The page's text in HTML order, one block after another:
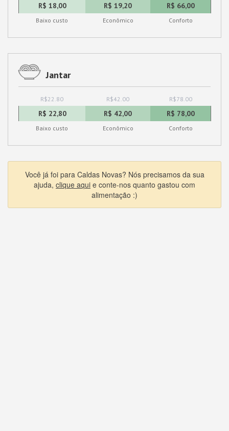
R$ 18,00 R$ 19,20 R$ 66,00
Baixo custo Econômico Conforto
Jantar
R$22.80 R$42.00 R$78.00
R$ 22,80 R$ 42,00 R$ 78,00
Baixo custo Econômico Conforto
Você já foi para Caldas Novas? Nós precisamos da sua
ajuda, clique aqui e conte-nos quanto gastou com
alimentação :)